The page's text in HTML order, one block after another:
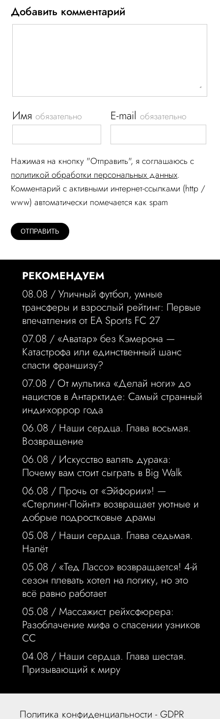
Добавить комментарий
Имяобязательно E-mailобязательно
Нажимая на кнопку "Отправить", я соглашаюсь c
политикой обработки персональных данных.
Комментарий c активными интернет-ссылками (http /
www) автоматически помечается как spam
РЕКОМЕНДУЕМ
08.08 / Уличный футбол, умные
трансферы и взрослый рейтинг: Первые
впечатления от EA Sports FC 27
07.08 / «Аватар» без Кэмерона —
Катастрофа или единственный шанс
спасти франшизу?
07.08 / От мультика «Делай ноги» до
нацистов в Антарктиде: Самый странный
инди-хоррор года
06.08 / Наши сердца. Глава восьмая.
Возвращение
06.08 / Искусство валять дурака:
Почему вам стоит сыграть в Big Walk
06.08 / Прочь от «Эйфории»! —
«Стерлинг-Пойнт» возвращает уютные и
добрые подростковые драмы
05.08 / Наши сердца. Глава седьмая.
Налёт
05.08 / «Тед Лассо» возвращается! 4-й
сезон плевать хотел на логику, но это
всё равно работает
05.08 / Массажист рейхсфюрера:
Разоблачение мифа о спасении узников
СС
04.08 / Наши сердца. Глава шестая.
Призывающий к миру
Политика конфиденциальности - GDPR